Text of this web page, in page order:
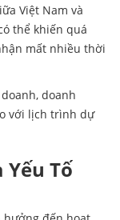
Việt Nam và
thể khiến quá
mất nhiều thời
doanh
với lịch trình dự
Tố